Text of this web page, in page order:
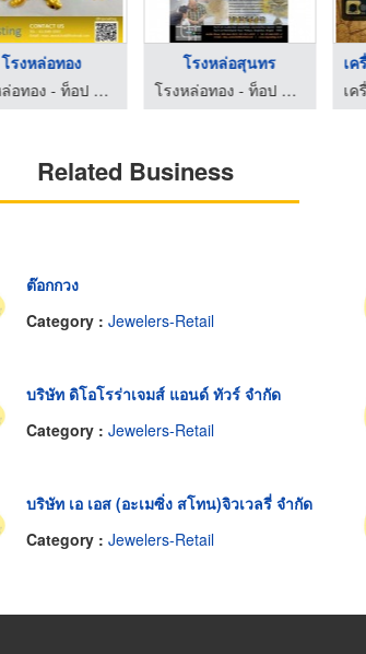
โรงหล่อทอง
โรงหล่อทอง - ท็อป คาสติ้ง (โรงหล่อสุนทร ท่าพระ)
โรงหล่อสุนทร
โรงหล่อทอง - ท็อป คาสติ้ง (โรงหล่อสุนทร ท่าพระ)
Related Business
ต๊อกกวง
Category :Jewelers-Retail
บริษัท ดิโอโรร่าเจมส์ แอนด์ ทัวร์ จำกัด
Category :Jewelers-Retail
บริษัท เอ เอส (อะเมซิ่ง สโทน)จิวเวลรี่ จำกัด
Category :Jewelers-Retail